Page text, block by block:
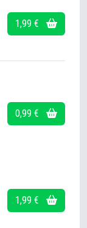
1,99 €
0,99 €
1,99 €